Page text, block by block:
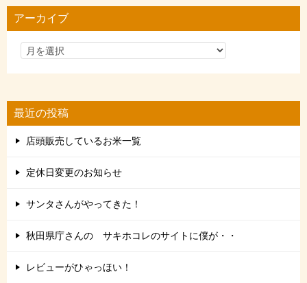
リ
アーカイブ
最近の投稿
店頭販売しているお米一覧
定休日変更のお知らせ
サンタさんがやってきた！
秋田県庁さんの サキホコレのサイトに僕が・・
レビューがひゃっほい！